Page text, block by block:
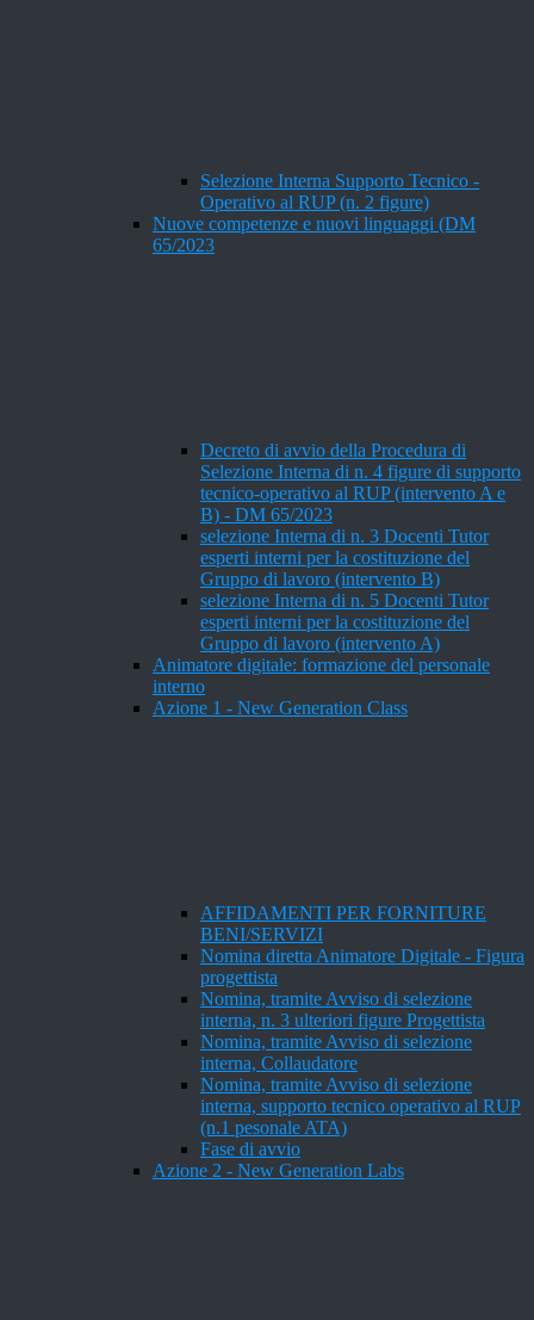
Selezione Interna Supporto Tecnico -
Operativo al RUP (n. 2 figure)
Nuove competenze e nuovi linguaggi (DM
65/2023
Decreto di avvio della Procedura di
Selezione Interna di n. 4 figure di supporto
tecnico-operativo al RUP (intervento A e
B) - DM 65/2023
selezione Interna di n. 3 Docenti Tutor
esperti interni per la costituzione del
Gruppo di lavoro (intervento B)
selezione Interna di n. 5 Docenti Tutor
esperti interni per la costituzione del
Gruppo di lavoro (intervento A)
Animatore digitale: formazione del personale
interno
Azione 1 - New Generation Class
AFFIDAMENTI PER FORNITURE
BENI/SERVIZI
Nomina diretta Animatore Digitale - Figura
progettista
Nomina, tramite Avviso di selezione
interna, n. 3 ulteriori figure Progettista
Nomina, tramite Avviso di selezione
interna, Collaudatore
Nomina, tramite Avviso di selezione
interna, supporto tecnico operativo al RUP
(n.1 pesonale ATA)
Fase di avvio
Azione 2 - New Generation Labs